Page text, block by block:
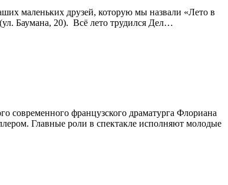
маленьких друзей, которую мы назвали «Лето в
Баумана, 20). ⁣ Всё лето трудился Дел…
современного французского драматурга Флориана
Главные роли в спектакле исполняют молодые